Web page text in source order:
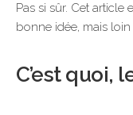
Pas si sûr. Cet
bonne idée, mais
C’est quoi,